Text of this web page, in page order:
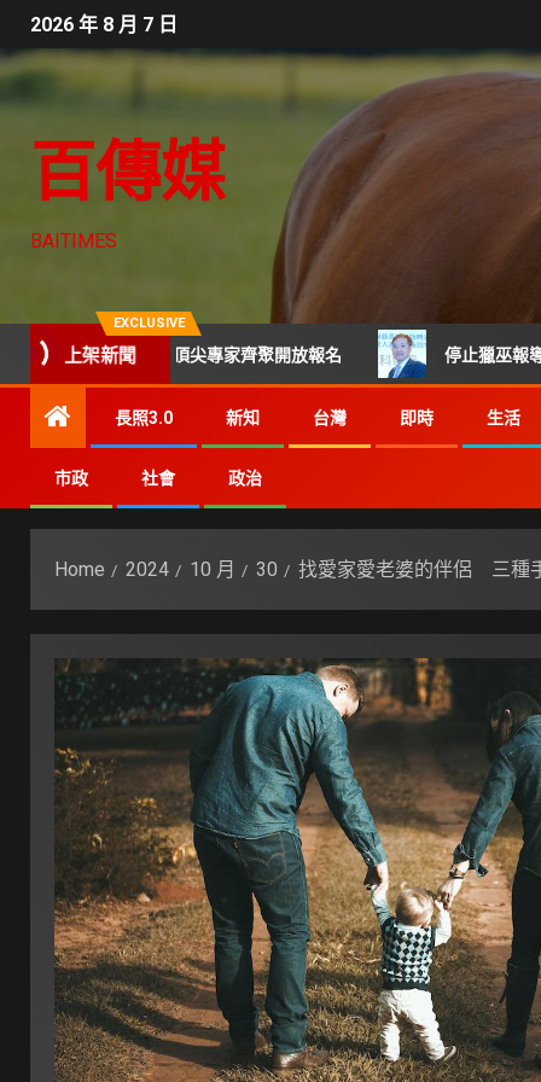
2026 年 8 月 7 日
百傳媒
BAITIMES
EXCLUSIVE
上架新聞
技CTO班 頂尖專家齊聚開放報名 停止獵巫報導及網路霸
長照3.0 新知 台灣 即時 生活
市政 社會 政治
Home 2024 10 月 30 找愛家愛老婆的伴侶 三